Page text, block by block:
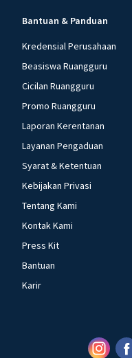
Bantuan & Panduan
Kredensial Perusahaan
Beasiswa Ruangguru
Cicilan Ruangguru
Promo Ruangguru
Laporan Kerentanan
Layanan Pengaduan
Syarat & Ketentuan
Kebijakan Privasi
Tentang Kami
Kontak Kami
Press Kit
Bantuan
Karir